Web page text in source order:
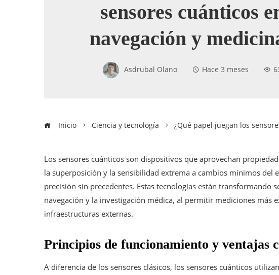
sensores cuánticos
navegación y
Asdrubal Olano Hace 3 meses
Inicio Ciencia y tecnología ¿Qué papel juegan los
Los sensores cuánticos son dispositivos que aprovechan
la superposición y la sensibilidad extrema a cambios mínimos del
precisión sin precedentes. Estas tecnologías están transformando
navegación y la investigación médica, al permitir mediciones más
infraestructuras externas.
Principios de funcionamiento y ventajas
A diferencia de los sensores clásicos, los sensores cuánticos